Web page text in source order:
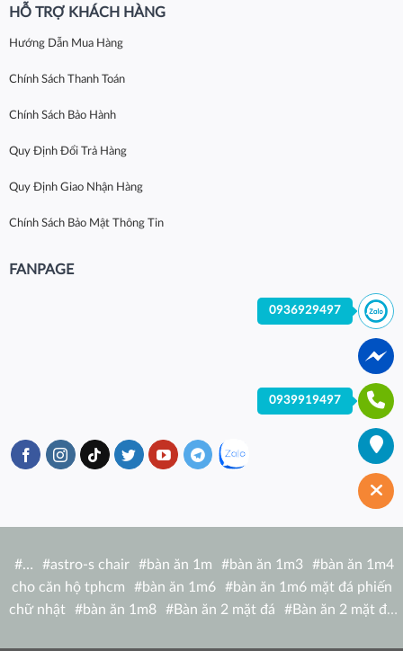
HỖ TRỢ KHÁCH HÀNG
Hướng Dẫn Mua Hàng
Chính Sách Thanh Toán
Chính Sách Bảo Hành
Quy Định Đổi Trả Hàng
Quy Định Giao Nhận Hàng
Chính Sách Bảo Mật Thông Tin
FANPAGE
#… #astro-s chair #bàn ăn 1m #bàn ăn 1m3 #bàn ăn 1m4
cho căn hộ tphcm
#bàn ăn 1m6 #bàn ăn 1m6 mặt đá phiến
chữ nhật
#bàn ăn 1m8 #Bàn ăn 2 mặt đá #Bàn ăn 2 mặt đá
0936929497
0939919497